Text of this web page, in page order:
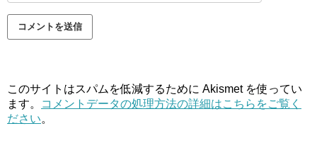
このサイトはスパムを低減するために Akismet を使ってい
ます。
コメントデータの処理方法の詳細はこちらをご覧く
ださい。